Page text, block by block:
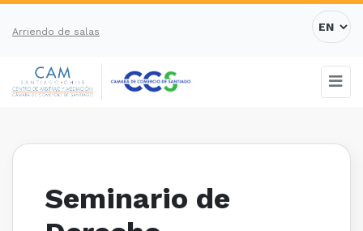
Arriendo de salas
Seminario de